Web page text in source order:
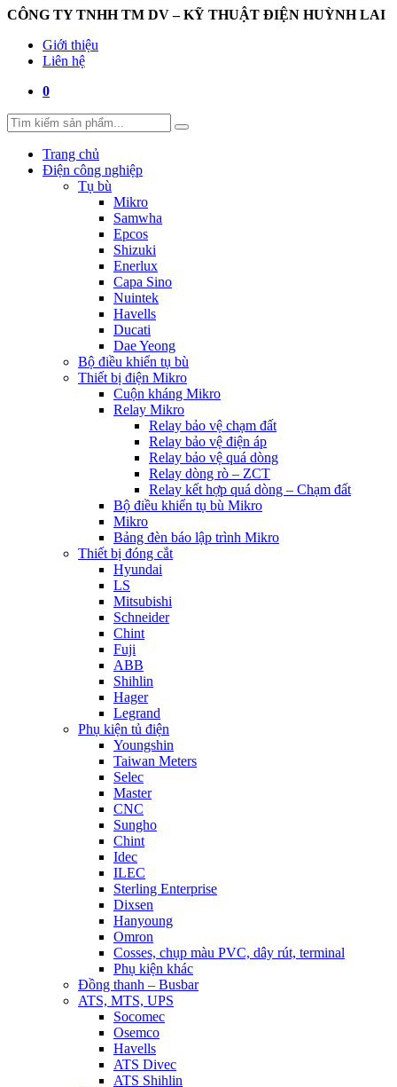
CÔNG TY TNHH TM DV – KỸ THUẬT ĐIỆN HUỲNH LAI
Giới thiệu
Liên hệ
0
Trang chủ
Điện công nghiệp
Tụ bù
Mikro
Samwha
Epcos
Shizuki
Enerlux
Capa Sino
Nuintek
Havells
Ducati
Dae Yeong
Bộ điều khiển tụ bù
Thiết bị điện Mikro
Cuộn kháng Mikro
Relay Mikro
Relay bảo vệ chạm đất
Relay bảo vệ điện áp
Relay bảo vệ quá dòng
Relay dòng rò – ZCT
Relay kết hợp quá dòng – Chạm đất
Bộ điều khiển tụ bù Mikro
Mikro
Bảng đèn báo lập trình Mikro
Thiết bị đóng cắt
Hyundai
LS
Mitsubishi
Schneider
Chint
Fuji
ABB
Shihlin
Hager
Legrand
Phụ kiện tủ điện
Youngshin
Taiwan Meters
Selec
Master
CNC
Sungho
Chint
Idec
ILEC
Sterling Enterprise
Dixsen
Hanyoung
Omron
Cosses, chụp màu PVC, dây rút, terminal
Phụ kiện khác
Đồng thanh – Busbar
ATS, MTS, UPS
Socomec
Osemco
Havells
ATS Divec
ATS Shihlin